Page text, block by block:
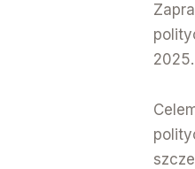
2025.